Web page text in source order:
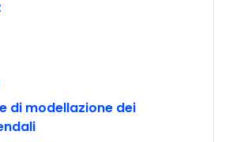
di modellazione dei